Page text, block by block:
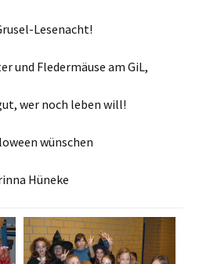
Lesenacht!
und Fledermäuse am GiL,
wer noch leben will!
wünschen
Hüneke